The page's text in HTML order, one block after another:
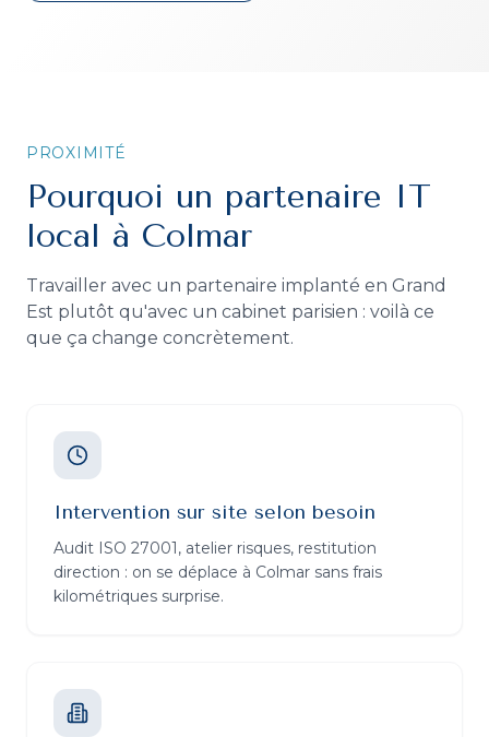
PROXIMITÉ
Pourquoi un partenaire IT
local à Colmar
Travailler avec un partenaire implanté en Grand
Est plutôt qu'avec un cabinet parisien : voilà ce
que ça change concrètement.
Intervention sur site selon besoin
Audit ISO 27001, atelier risques, restitution
direction : on se déplace à Colmar sans frais
kilométriques surprise.